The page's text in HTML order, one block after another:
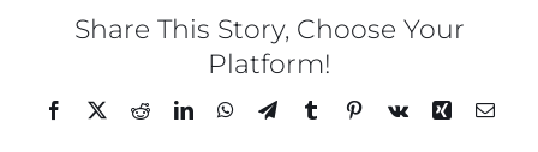
Share This Story, Choose Your
Platform!
Facebook
TwitterRedditLinkedInWhatsApp
TelegramTumblrPinterest
Vk Xing Email